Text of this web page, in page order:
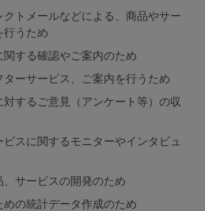
クトメールなどによる、商品やサー
行うため
する確認やご案内のため
ーサービス、ご案内を行うため
するご意見（アンケート等）の収
スに関するモニターやインタビュ
サービスの開発のため
の統計データ作成のため